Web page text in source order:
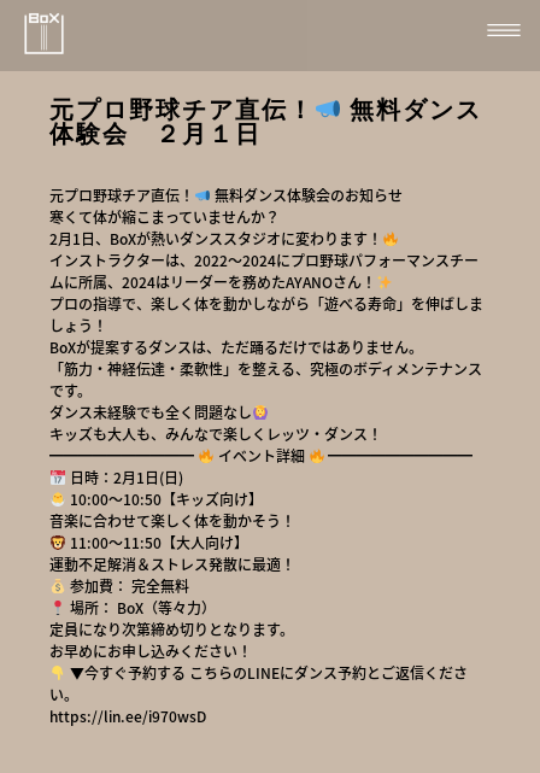
元プロ野球チア直伝！
無料ダンス
体験会 ２月１日
元プロ野球チア直伝！
無料ダンス体験会のお知らせ
寒くて体が縮こまっていませんか？
2月1日、BoXが熱いダンススタジオに変わります！
インストラクターは、2022〜2024にプロ野球パフォーマンスチー
ムに所属、2024はリーダーを務めたAYANOさん！
プロの指導で、楽しく体を動かしながら「遊べる寿命」を伸ばしま
しょう！
BoXが提案するダンスは、ただ踊るだけではありません。
「筋力・神経伝達・柔軟性」を整える、究極のボディメンテナンス
です。
ダンス未経験でも全く問題なし
キッズも大人も、みんなで楽しくレッツ・ダンス！
━━━━━━━━━━
イベント詳細
━━━━━━━━━━
日時：2月1日(日)
10:00〜10:50【キッズ向け】
音楽に合わせて楽しく体を動かそう！
11:00〜11:50【大人向け】
運動不足解消＆ストレス発散に最適！
参加費： 完全無料
場所： BoX（等々力）
定員になり次第締め切りとなります。
お早めにお申し込みください！
▼今すぐ予約する こちらのLINEにダンス予約とご返信くださ
い。
https://lin.ee/i970wsD